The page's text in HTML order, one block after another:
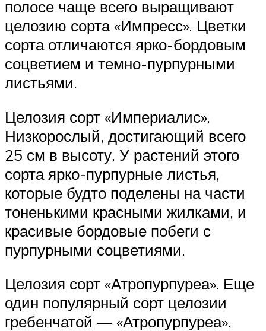
полосе чаще всего выращивают
целозию сорта «Импресс». Цветки
сорта отличаются ярко-бордовым
соцветием и темно-пурпурными
листьями.
Целозия сорт «Империалис».
Низкорослый, достигающий всего
25 см в высоту. У растений этого
сорта ярко-пурпурные листья,
которые будто поделены на части
тоненькими красными жилками, и
красивые бордовые побеги с
пурпурными соцветиями.
Целозия сорт «Атропурпуреа». Еще
один популярный сорт целозии
гребенчатой — «Атропурпуреа».